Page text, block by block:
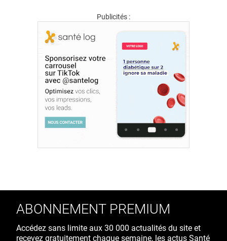
Publicités :
ABONNEMENT PREMIUM
Accédez sans limite aux 30 000 actualités du site et
recevez gratuitement chaque semaine, les actus Santé